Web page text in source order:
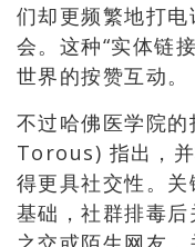
们却更频繁地打
会。这种“实体链
世界的按赞互动。
不过哈佛医学院
Torous) 指出，
得更具社交性。
基础，社群排毒